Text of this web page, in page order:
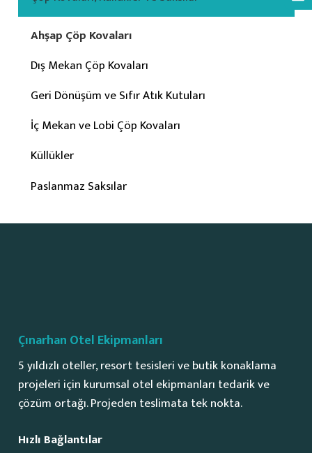
Ahşap Çöp Kovaları
Dış Mekan Çöp Kovaları
Geri Dönüşüm ve Sıfır Atık Kutuları
İç Mekan ve Lobi Çöp Kovaları
Küllükler
Paslanmaz Saksılar
Çınarhan Otel Ekipmanları
5 yıldızlı oteller, resort tesisleri ve butik konaklama
projeleri için kurumsal otel ekipmanları tedarik ve
çözüm ortağı. Projeden teslimata tek nokta.
Hızlı Bağlantılar